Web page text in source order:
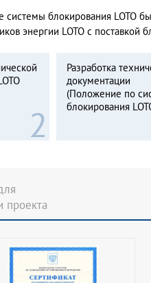
блокирования LOTO
энергии LOTO с поставкой
Разработка
документации
(Положение по
блокирования
проекта